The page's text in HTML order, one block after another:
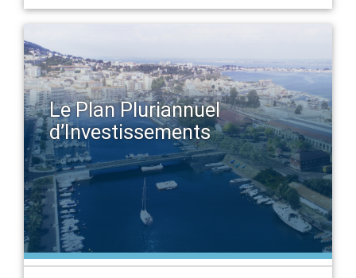
Le Plan Pluriannuel
d’Investissements